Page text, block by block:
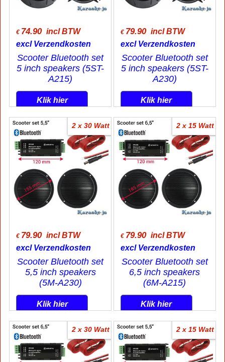
€ 74.90 incl BTW
excl Verzendkosten
Scooter Bluetooth set
5 inch speakers (5ST-
A215)
Klik hier
€ 79.90 incl BTW
excl Verzendkosten
Scooter Bluetooth set
5 inch speakers (5ST-
A230)
Klik hier
2 x 30 Watt
€ 79.90 incl BTW
excl Verzendkosten
Scooter Bluetooth set
5,5 inch speakers
(5M-A230)
Klik hier
2 x 15 Watt
€ 79.90 incl BTW
excl Verzendkosten
Scooter Bluetooth set
6,5 inch speakers
(6M-A215)
Klik hier
2 x 30 Watt 2 x 15 Watt